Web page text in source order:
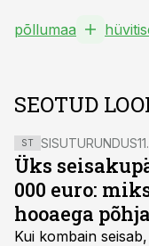
põllumaa
SEOTUD
ST SISUTURUNDUS
Üks
000 euro:
hooaega
Kui kombain